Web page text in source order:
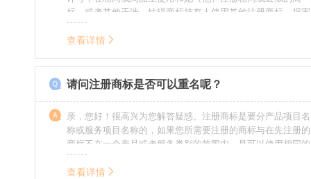
标，或者其他干涉、妨碍商标持有人使用其他注册商标，损害
商标持有人合法权益的其他行为。侵权的人通常需要承担侵权
的责任，明知侵权的行为的人要承担赔偿的责任。情节严重
查看详情
请问注册商标是否可以重名呢？
亲，您好！很高兴为您解答疑惑。注册商标是要分产品项目名
称或服务项目名称的，如果您所需要注册的商标与在先注册的
商标不在一个产品或者服务类别的范围内，是可以使用相同的
名称的。希望我的回答能帮到您。
查看详情